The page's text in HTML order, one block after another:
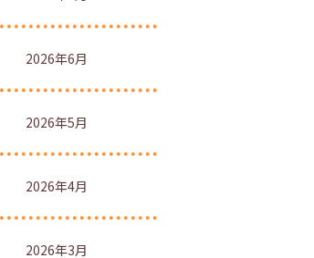
2026年6月
2026年5月
2026年4月
2026年3月